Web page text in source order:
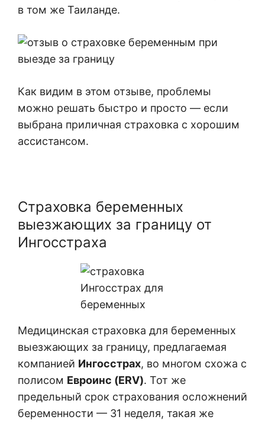
в том же Таиланде.
Как видим в этом отзыве, проблемы
можно решать быстро и просто — если
выбрана приличная страховка с хорошим
ассистансом.
Страховка беременных
выезжающих за границу от
Ингосстраха
Медицинская страховка для беременных
выезжающих за границу, предлагаемая
компанией Ингосстрах, во многом схожа с
полисом Евроинс (ERV). Тот же
предельный срок страхования осложнений
беременности — 31 неделя, такая же